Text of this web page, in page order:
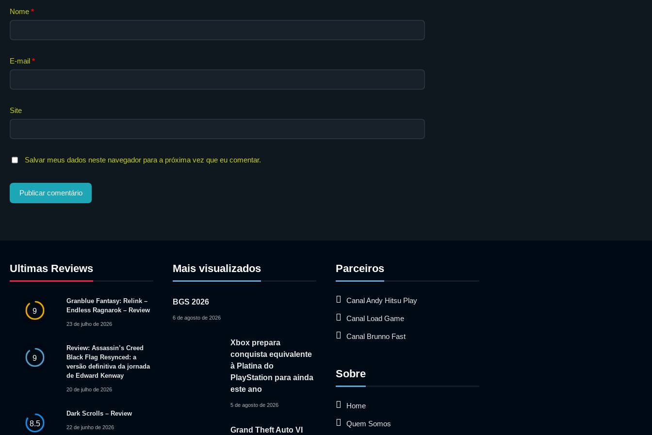
Nome *
E-mail *
Site
Salvar meus dados neste navegador para a próxima vez que eu comentar.
Ultimas Reviews
9
Granblue Fantasy: Relink –
Endless Ragnarok – Review
23 de julho de 2026
9
Review: Assassin’s Creed
Black Flag Resynced: a
versão definitiva da jornada
de Edward Kenway
20 de julho de 2026
8.5
Dark Scrolls – Review
22 de junho de 2026
Mais visualizados
BGS 2026
6 de agosto de 2026
Xbox prepara
conquista equivalente
à Platina do
PlayStation para ainda
este ano
5 de agosto de 2026
Grand Theft Auto VI
Parceiros
Canal Andy Hitsu Play
Canal Load Game
Canal Brunno Fast
Sobre
Home
Quem Somos